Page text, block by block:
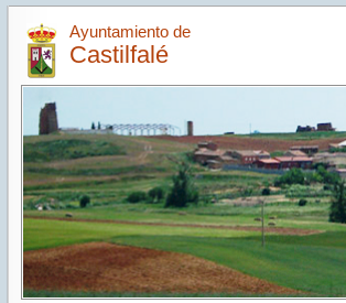
Ayuntamiento de
Castilfalé